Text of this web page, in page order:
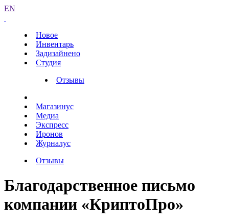
EN
Новое
Инвентарь
Задизайнено
Студия
Отзывы
Магазинус
Медиа
Экспресс
Иронов
Журналус
Отзывы
Благодарственное письмо
компании «КриптоПро»